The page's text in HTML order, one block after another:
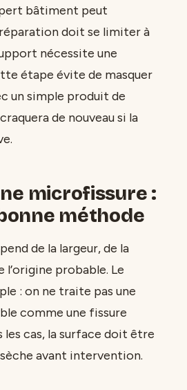
bâtiment peut
doit se limiter à
nécessite une
étape évite de masquer
un simple produit de
de nouveau si la
microfissure :
méthode
de la largeur, de la
probable. Le
: on ne traite pas une
comme une fissure
les cas, la surface doit être
avant intervention.